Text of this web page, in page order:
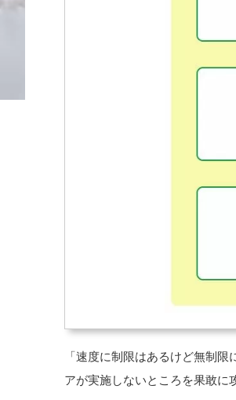
「速度に制限はあるけど無制
アが実施しないところを果敢に